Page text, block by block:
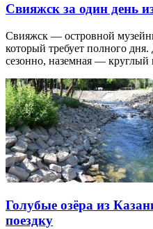
Свияжск за один день
Свияжск — островной
который требует полного дня.
сезонно, наземная —
Голубые озёра из
поездку